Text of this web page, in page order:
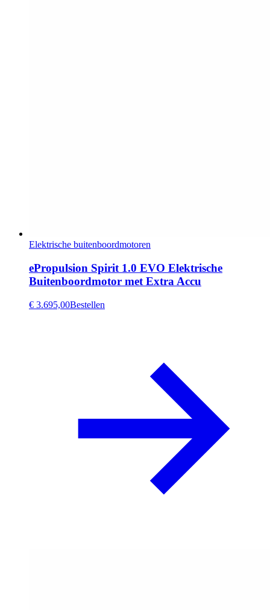
Elektrische buitenboordmotoren
ePropulsion Spirit 1.0 EVO Elektrische
Buitenboordmotor met Extra Accu
€ 3.695,00Bestellen